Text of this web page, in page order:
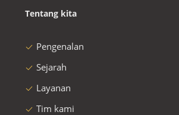
Tentang kita
Pengenalan
Sejarah
Layanan
Tim kami